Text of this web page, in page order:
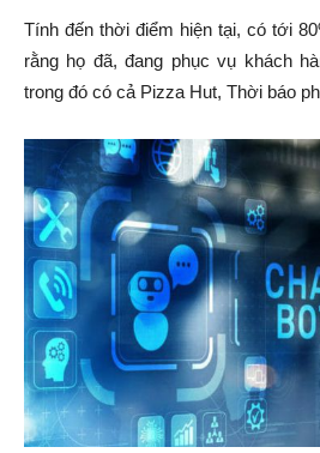
Tính đến thời điểm hiện tại, có tới
rằng họ đã, đang phục vụ khách
trong đó có cả Pizza Hut, Thời báo